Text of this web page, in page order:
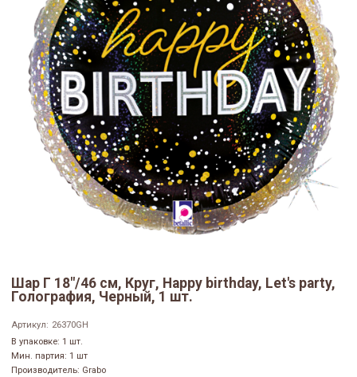
Шар Г 18"/46 см, Круг, Happy birthday, Let's party,
Голография, Черный, 1 шт.
Артикул: 26370GH
В упаковке: 1 шт.
Мин. партия: 1 шт
Производитель: Grabo